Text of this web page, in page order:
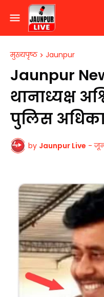
मुख्यपृष्ठ Jaunpur
Jaunpur
थानाध्यक्ष
पुलिस
by Jaunpur Live -